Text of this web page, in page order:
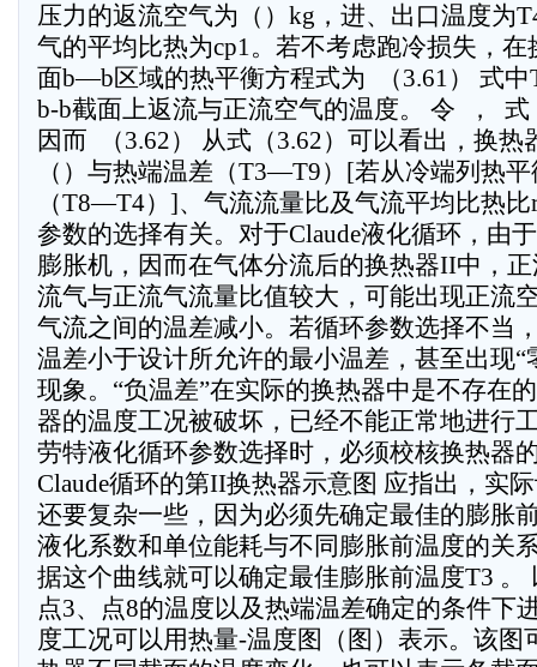
压力的返流空气为（）kg，进、出口温度为
气的平均比热为cp1。若不考虑跑冷损失，
面b—b区域的热平衡方程式为  （3.61） 式
b-b截面上返流与正流空气的温度。 令  ，  式
因而  （3.62） 从式（3.62）可以看出，换
（）与热端温差（T3—T9）[若从冷端列热
（T8—T4）]、气流流量比及气流平均比热
参数的选择有关。对于Claude液化循环，由
膨胀机，因而在气体分流后的换热器II中，
流气与正流气流量比值较大，可能出现正流
气流之间的温差减小。若循环参数选择不当
温差小于设计所允许的最小温差，甚至出现“
现象。“负温差”在实际的换热器中是不存在
器的温度工况被破坏，已经不能正常地进行
劳特液化循环参数选择时，必须校核换热器
Claude循环的第II换热器示意图 应指出，实
还要复杂一些，因为必须先确定最佳的膨胀
液化系数和单位能耗与不同膨胀前温度的关
据这个曲线就可以确定最佳膨胀前温度T3 。
点3、点8的温度以及热端温差确定的条件下
度工况可以用热量-温度图（图）表示。该